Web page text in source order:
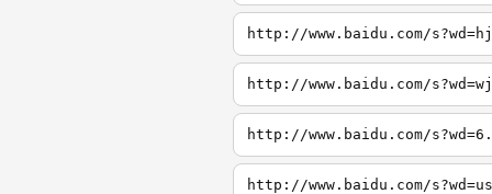
http://www.baidu.com/
http://www.baidu.com/
http://www.baidu.com/
http://www.baidu.com/